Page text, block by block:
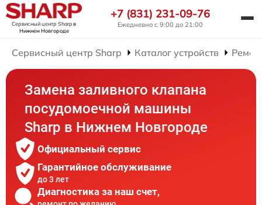
Сервисный центр Sharpв
Нижнем Новгороде
+7 (831) 231-09-76
Ежедневно с 9:00 до 21:00
Сервисный центр Sharp Каталог устройств
Замена заливного клапана
посудомоечной машины
Sharp в Нижнем Новгороде
Официальный сервис
Гарантийное обслуживание
до 3 лет
Диагностика за наш счет,